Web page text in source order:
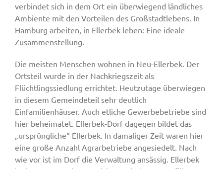
verbindet sich in dem Ort ein überwiegend ländliches
Ambiente mit den Vorteilen des Großstadtlebens. In
Hamburg arbeiten, in Ellerbek leben: Eine ideale
Zusammenstellung.
Die meisten Menschen wohnen in Neu-Ellerbek. Der
Ortsteil wurde in der Nachkriegszeit als
Flüchtlingssiedlung errichtet. Heutzutage überwiegen
in diesem Gemeindeteil sehr deutlich
Einfamilienhäuser. Auch etliche Gewerbebetriebe sind
hier beheimatet. Ellerbek-Dorf dagegen bildet das
„ursprüngliche“ Ellerbek. In damaliger Zeit waren hier
eine große Anzahl Agrarbetriebe angesiedelt. Nach
wie vor ist im Dorf die Verwaltung ansässig. Ellerbek